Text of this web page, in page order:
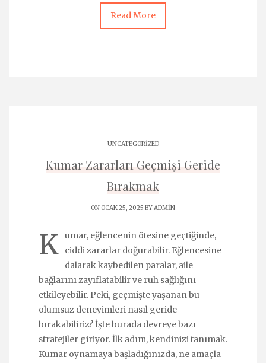
Read More
UNCATEGORIZED
Kumar Zararları Geçmişi Geride
Bırakmak
ON OCAK 25, 2025 BYADMIN
K umar, eğlencenin ötesine geçtiğinde,
ciddi zararlar doğurabilir. Eğlencesine
dalarak kaybedilen paralar, aile
bağlarını zayıflatabilir ve ruh sağlığını
etkileyebilir. Peki, geçmişte yaşanan bu
olumsuz deneyimleri nasıl geride
bırakabiliriz? İşte burada devreye bazı
stratejiler giriyor. İlk adım, kendinizi tanımak.
Kumar oynamaya başladığınızda, ne amaçla